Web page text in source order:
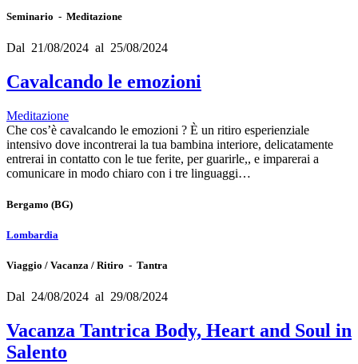
Seminario - Meditazione
Dal 21/08/2024 al 25/08/2024
Cavalcando le emozioni
Meditazione
Che cos’è cavalcando le emozioni ? È un ritiro esperienziale
intensivo dove incontrerai la tua bambina interiore, delicatamente
entrerai in contatto con le tue ferite, per guarirle,, e imparerai a
comunicare in modo chiaro con i tre linguaggi…
Bergamo (BG)
Lombardia
Viaggio / Vacanza / Ritiro - Tantra
Dal 24/08/2024 al 29/08/2024
Vacanza Tantrica Body, Heart and Soul in
Salento